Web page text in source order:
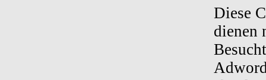
Diese
dienen